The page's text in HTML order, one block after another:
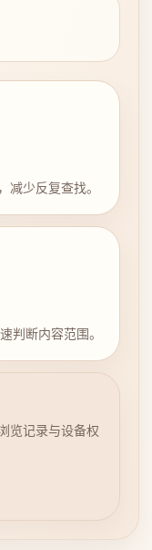
少反复查找。
判断内容范围。
览记录与设备权